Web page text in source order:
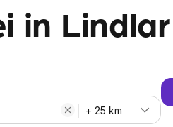
in Lindlar
+ 25 km